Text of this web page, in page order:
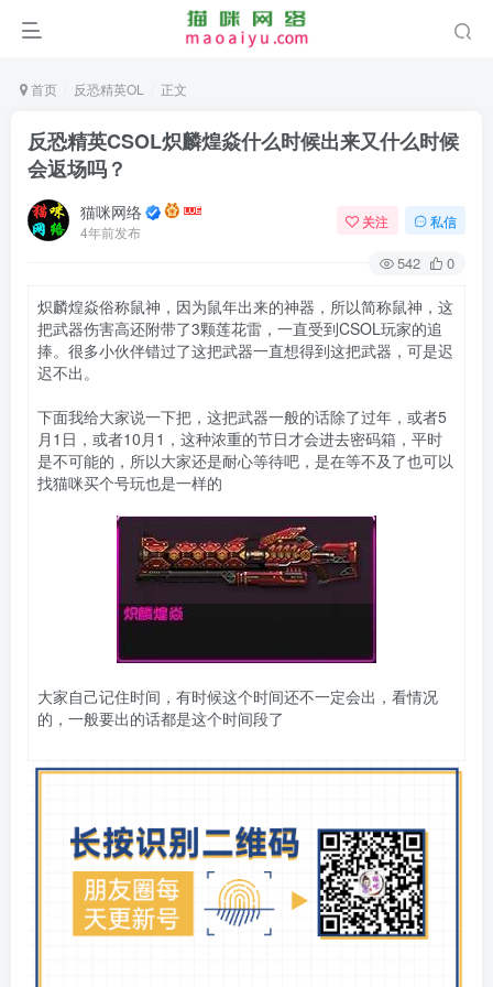
首页 反恐精英OL 正文
反恐精英CSOL炽麟煌焱什么时候出来又什么时候
会返场吗？
猫咪网络
4年前发布
关注 私信
542 0
炽麟煌焱俗称鼠神，因为鼠年出来的神器，所以简称鼠神，这
把武器伤害高还附带了3颗莲花雷，一直受到CSOL玩家的追
捧。很多小伙伴错过了这把武器一直想得到这把武器，可是迟
迟不出。
下面我给大家说一下把，这把武器一般的话除了过年，或者5
月1日，或者10月1，这种浓重的节日才会进去密码箱，平时
是不可能的，所以大家还是耐心等待吧，是在等不及了也可以
找猫咪买个号玩也是一样的
大家自己记住时间，有时候这个时间还不一定会出，看情况
的，一般要出的话都是这个时间段了